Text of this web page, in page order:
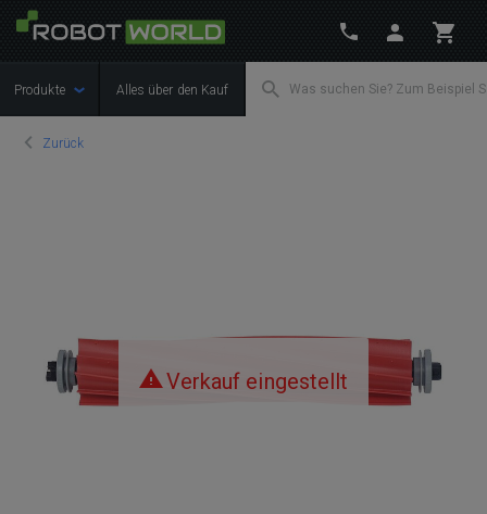
Produkte Alles über den Kauf
Zurück
Verkauf eingestellt